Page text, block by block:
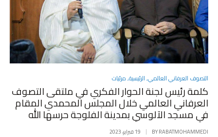
POSTED
IN
التصوف العرفاني العالمي,الرئيسية,مرئيات
كلمة رئيس لجنة الحوار الفكري في ملتقى التصوف
العرفاني العالمي خلال المجلس المحمدي المقام
في مسجد الآلوسي بمدينة الفلوجة حرسها الله
BYRABATMOHAMMEDI 19 فبراير، 2023